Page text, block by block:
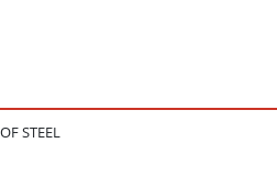
STEEL